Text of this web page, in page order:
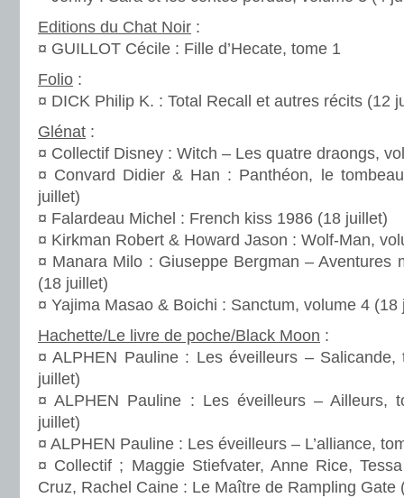
Editions du Chat Noir :
¤ GUILLOT Cécile : Fille d’Hecate, tome 1
Folio :
¤ DICK Philip K. : Total Recall et autres récits (12
Glénat :
¤ Collectif Disney : Witch – Les quatre draongs,
¤ Convard Didier & Han : Panthéon, le
juillet)
¤ Falardeau Michel : French kiss 1986 (18 juillet)
¤ Kirkman Robert & Howard Jason : Wolf-Man,
¤ Manara Milo : Giuseppe Bergman – Aventures
(18 juillet)
¤ Yajima Masao & Boichi : Sanctum, volume 4 (18
Hachette/Le livre de poche/Black Moon :
¤ ALPHEN Pauline : Les éveilleurs –
juillet)
¤ ALPHEN Pauline : Les éveilleurs – Ailleurs,
juillet)
¤ ALPHEN Pauline : Les éveilleurs – L’alliance,
¤ Collectif ; Maggie Stiefvater, Anne Rice,
Cruz, Rachel Caine : Le Maître de Rampling Gate